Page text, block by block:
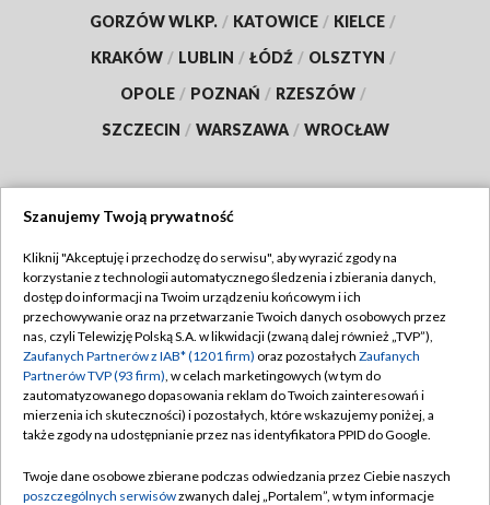
GORZÓW WLKP. / KATOWICE / KIELCE /
KRAKÓW / LUBLIN / ŁÓDŹ / OLSZTYN /
OPOLE / POZNAŃ / RZESZÓW /
SZCZECIN / WARSZAWA / WROCŁAW
TVP
Abonament TVP
Emisja w TVP
Centrum informacji TVP
Naziemna Telewizja Cyfrowa
Rada Programowa
Regulamin TVP
Polityka prywatności
Moje zgody
Pomoc
Kontakt
Szanujemy Twoją prywatność
Kliknij "Akceptuję i przechodzę do serwisu", aby wyrazić zgody na
korzystanie z technologii automatycznego śledzenia i zbierania danych,
dostęp do informacji na Twoim urządzeniu końcowym i ich
przechowywanie oraz na przetwarzanie Twoich danych osobowych przez
nas, czyli Telewizję Polską S.A. w likwidacji (zwaną dalej również „TVP”),
Zaufanych Partnerów z IAB* (1201 firm) oraz pozostałych Zaufanych
Partnerów TVP (93 firm), w celach marketingowych (w tym do
zautomatyzowanego dopasowania reklam do Twoich zainteresowań i
mierzenia ich skuteczności) i pozostałych, które wskazujemy poniżej, a
także zgody na udostępnianie przez nas identyfikatora PPID do Google.
Twoje dane osobowe zbierane podczas odwiedzania przez Ciebie naszych
poszczególnych serwisówzwanych dalej „Portalem”, w tym informacje